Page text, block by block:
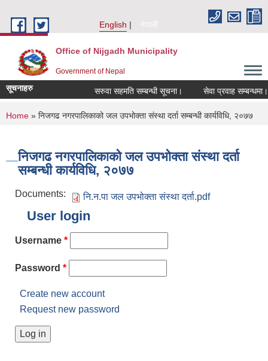
English
नेपाली
Office of Nijgadh Municipality
Government of Nepal
सूचनाहरु सरुवा सहमति सम्बन्धी सूचना। सेवा प्रवाह सम्बन्धमा।
You are here
Home » निजगढ नगरपालिकाको जल उपभोक्ता संस्था दर्ता सम्बन्धी कार्यविधि, २०७७
निजगढ नगरपालिकाको जल उपभोक्ता संस्था दर्ता
सम्बन्धी कार्यविधि, २०७७
Documents: नि.न.पा जल उपभोक्ता संस्था दर्ता.pdf
User login
Username *
Password *
Create new account
Request new password